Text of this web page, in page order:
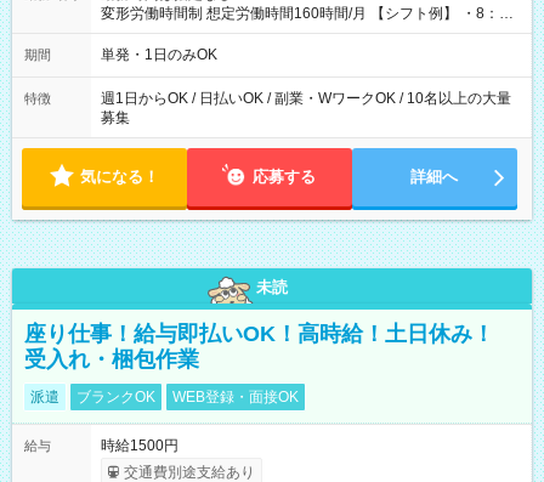
変形労働時間制 想定労働時間160時間/月 【シフト例】 ・8：00
～21：00
期間 単発・1日のみOK
特徴
週1日からOK / 日払いOK / 副業・WワークOK / 10名以上の大量
募集
気になる！ 応募する 詳細へ
未読
座り仕事！給与即払いOK！高時給！土日休み！
受入れ・梱包作業
派遣 ブランクOK WEB登録・面接OK
給与
時給1500円
交通費別途支給あり